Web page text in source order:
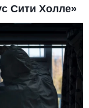
Сити Холле»